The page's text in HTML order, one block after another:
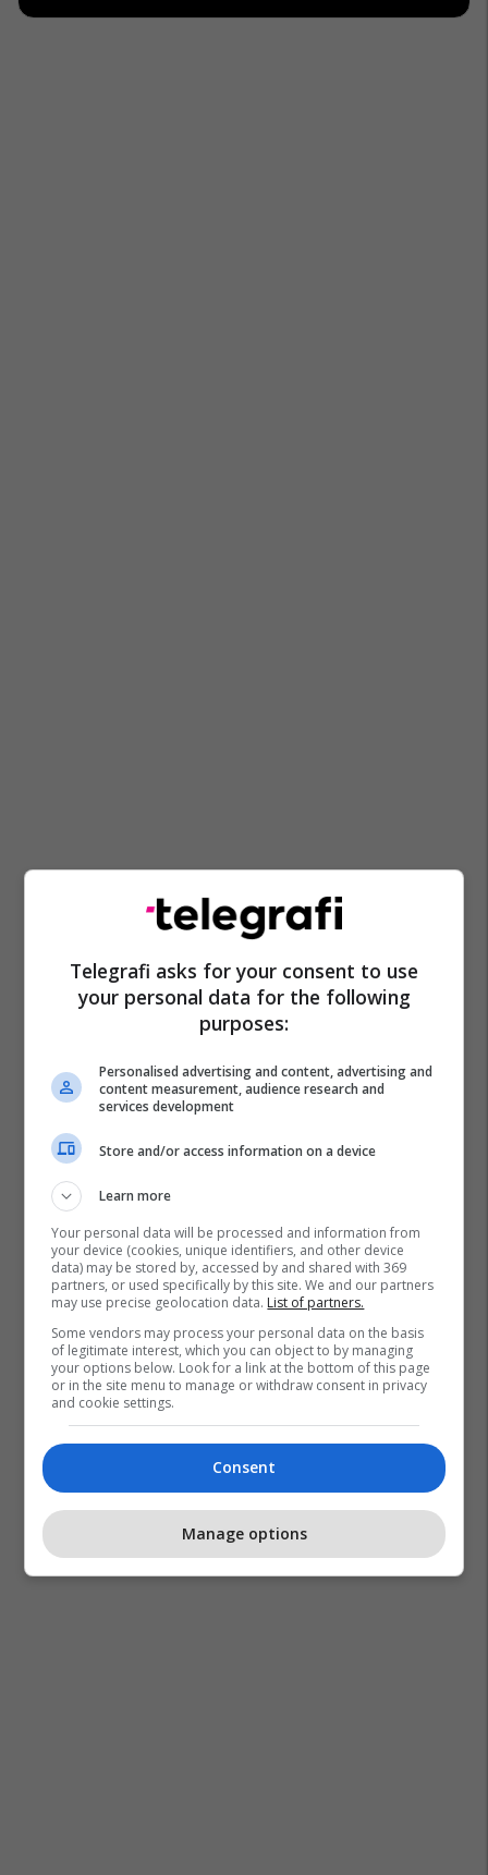
Telegrafi asks for your consent to use
your personal data for the following
purposes:
Personalised advertising and content, advertising and
content measurement, audience research and
services development
Store and/or access information on a device
Learn more
Your personal data will be processed and information from
your device (cookies, unique identifiers, and other device
data) may be stored by, accessed by and shared with 369
partners, or used specifically by this site. We and our partners
may use precise geolocation data. List of partners.
Some vendors may process your personal data on the basis
of legitimate interest, which you can object to by managing
your options below. Look for a link at the bottom of this page
or in the site menu to manage or withdraw consent in privacy
and cookie settings.
Consent
Manage options